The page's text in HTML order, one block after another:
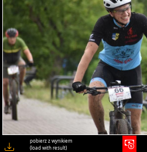
pobierz z wynikiem
(load with result)